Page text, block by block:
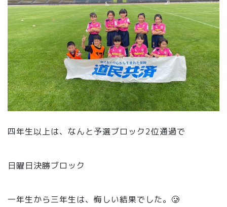
四年生以上は、なんと予選ブロック2位通過で
日曜日決勝ブロック
一年生から三年生は、悔しい結果でした。🥲